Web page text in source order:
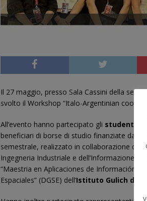
Il 27 maggio, presso Sala Cassini della sede
svolto il Workshop “Italo-Argentinian
All’evento hanno partecipato gli studenti
beneficiari di borse di studio finanziate
semestrale, realizzato in collaborazione con
Ingegneria Industriale e dell’Informazione
“Maestria en Aplicaciones de Información
Espaciales” (DGSE) dell’Istituto Gulich